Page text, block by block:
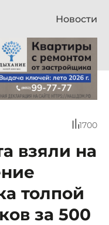
Новости
1700
взяли на
толпой
за 500